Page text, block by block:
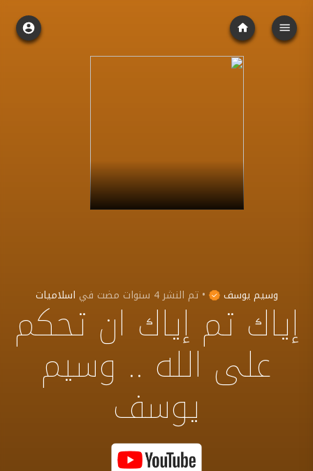
وسيم يوسف • تم النشر4 سنوات مضت في اسلاميات
إياك تم إياك ان تحكم
على الله .. وسيم
يوسف